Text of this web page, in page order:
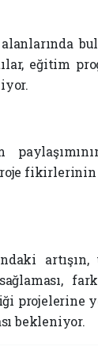
eğitim
projelerine
bekleniyor.